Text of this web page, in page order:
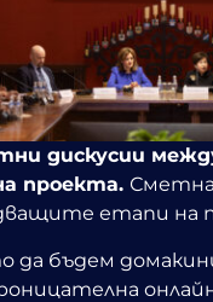
дискусии
проекта.
етапи
бъдем